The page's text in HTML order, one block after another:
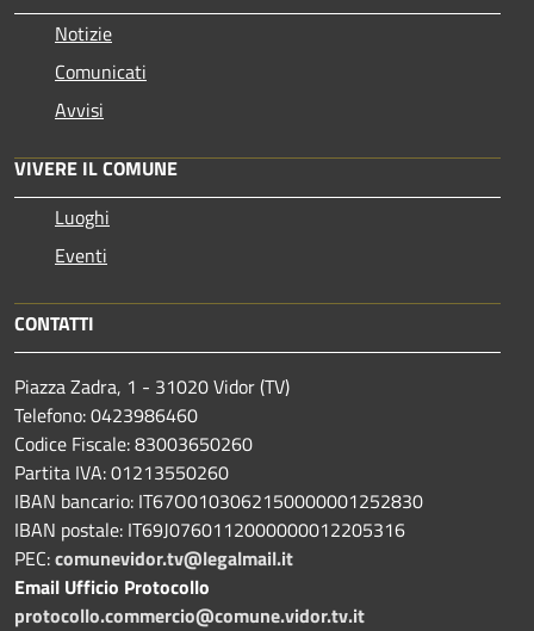
Notizie
Comunicati
Avvisi
VIVERE IL COMUNE
Luoghi
Eventi
CONTATTI
Piazza Zadra, 1 - 31020 Vidor (TV)
Telefono: 0423986460
Codice Fiscale: 83003650260
Partita IVA: 01213550260
IBAN bancario: IT67O0103062150000001252830
IBAN postale: IT69J0760112000000012205316
PEC:comunevidor.tv@legalmail.it
Email Ufficio Protocollo
protocollo.commercio@comune.vidor.tv.it